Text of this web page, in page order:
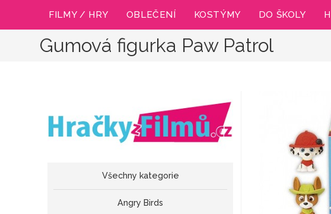
FILMY / HRY OBLEČENÍ KOSTÝMY DO ŠKOLY
Gumová figurka Paw Patrol
Všechny kategorie
Angry Birds